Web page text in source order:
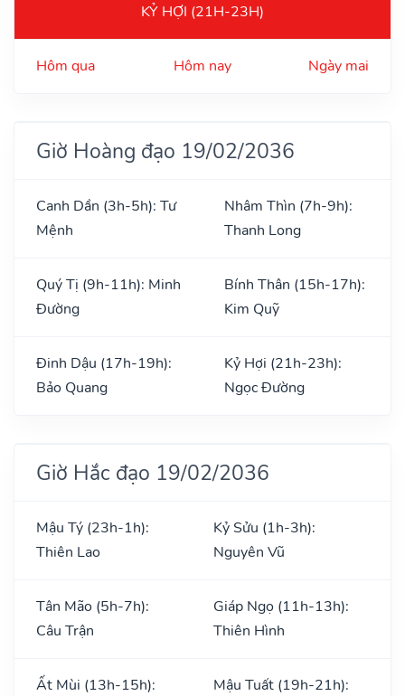
KỶ HỢI (21H-23H)
Hôm qua Hôm nay Ngày mai
Giờ Hoàng đạo 19/02/2036
Canh Dần (3h-5h): Tư
Mệnh
Nhâm Thìn (7h-9h):
Thanh Long
Quý Tị (9h-11h): Minh
Đường
Bính Thân (15h-17h):
Kim Quỹ
Đinh Dậu (17h-19h):
Bảo Quang
Kỷ Hợi (21h-23h):
Ngọc Đường
Giờ Hắc đạo 19/02/2036
Mậu Tý (23h-1h):
Thiên Lao
Kỷ Sửu (1h-3h):
Nguyên Vũ
Tân Mão (5h-7h):
Câu Trận
Giáp Ngọ (11h-13h):
Thiên Hình
Ất Mùi (13h-15h):
Mậu Tuất (19h-21h):